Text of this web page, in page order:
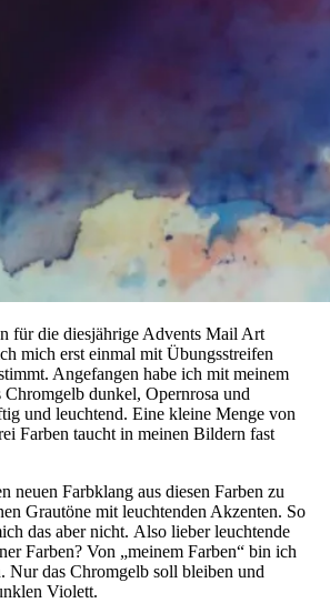
für die diesjährige Advents Mail Art
mich erst einmal mit Übungsstreifen
Angefangen habe ich mit meinem
dunkel, Opernrosa und
und leuchtend. Eine kleine Menge von
Farben taucht in meinen Bildern fast
neuen Farbklang aus diesen Farben zu
Grautöne mit leuchtenden Akzenten. So
das aber nicht. Also lieber leuchtende
Farben? Von „meinem Farben“ bin ich
Nur das Chromgelb soll bleiben und
Violett.